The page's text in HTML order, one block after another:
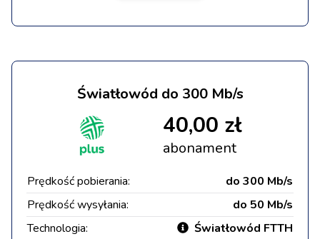
Światłowód do 300 Mb/s
40,00 zł
abonament
Prędkość pobierania:
do 300 Mb/s
Prędkość wysyłania:
do 50 Mb/s
Technologia:
Światłowód FTTH